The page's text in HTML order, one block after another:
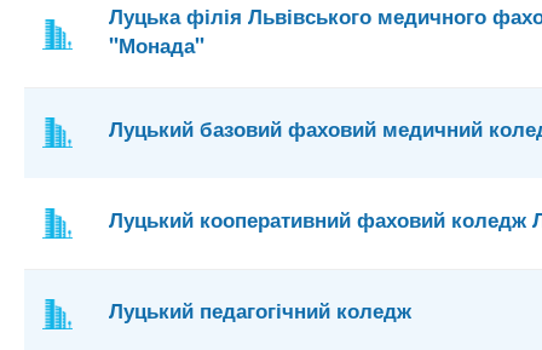
Луцька філія Львівського медичного
"Монада"
Луцький базовий фаховий медичний
Луцький кооперативний фаховий коледж
Луцький педагогічний коледж